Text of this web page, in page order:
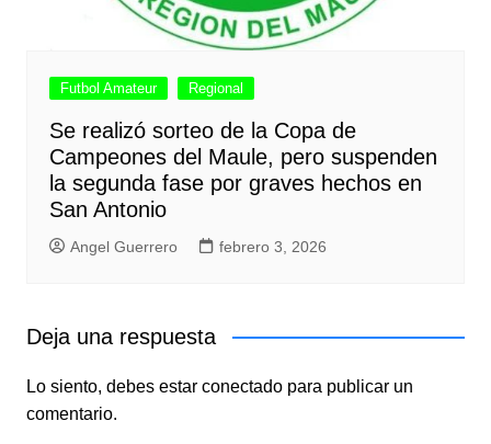
Futbol Amateur Regional
Se realizó sorteo de la Copa de
Campeones del Maule, pero suspenden
la segunda fase por graves hechos en
San Antonio
Angel Guerrero febrero 3, 2026
Deja una respuesta
Lo siento, debes estar conectadopara publicar un
comentario.